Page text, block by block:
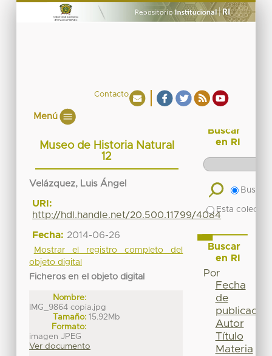
Contacto
Menú
Museo de Historia Natural
12
Velázquez, Luis Ángel
URI:
http://hdl.handle.net/20.500.11799/4084
Fecha: 2014-06-26
Mostrar el registro completo del
objeto digital
Ficheros en el objeto digital
Nombre:
IMG_9864 copia.jpg
Tamaño: 15.92Mb
Formato:
imagen JPEG
Ver documento
Buscar
en RI
Buscar
Esta
Buscar
en RI
Por
Fecha
de
publicación
Autor
Título
Materia